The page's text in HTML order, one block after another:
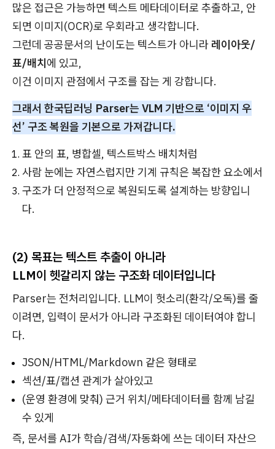
많은 접근은 가능하면 텍스트 메타데이터로 추출하고, 안
되면 이미지(OCR)로 우회라고 생각합니다.
그런데 공공문서의 난이도는 텍스트가 아니라 레이아웃/
표/배치에 있고,
이건 이미지 관점에서 구조를 잡는 게 강합니다.
그래서 한국딥러닝 Parser는 VLM 기반으로 ‘이미지 우
선’ 구조 복원을 기본으로 가져갑니다.
표 안의 표, 병합셀, 텍스트박스 배치처럼
사람 눈에는 자연스럽지만 기계 규칙은 복잡한 요소에서
구조가 더 안정적으로 복원되도록 설계하는 방향입니
다.
(2) 목표는 텍스트 추출이 아니라
LLM이 헷갈리지 않는 구조화 데이터입니다
Parser는 전처리입니다. LLM이 헛소리(환각/오독)를 줄
이려면, 입력이 문서가 아니라 구조화된 데이터여야 합니
다.
JSON/HTML/Markdown 같은 형태로
섹션/표/캡션 관계가 살아있고
(운영 환경에 맞춰) 근거 위치/메타데이터를 함께 남길
수 있게
즉, 문서를 AI가 학습/검색/자동화에 쓰는 데이터 자산으